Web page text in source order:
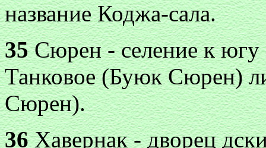
название Коджа-сала.
35Сюрен - селение к югу
Танковое (Буюк Сюрен)
Сюрен).
36Хавернак - дворец